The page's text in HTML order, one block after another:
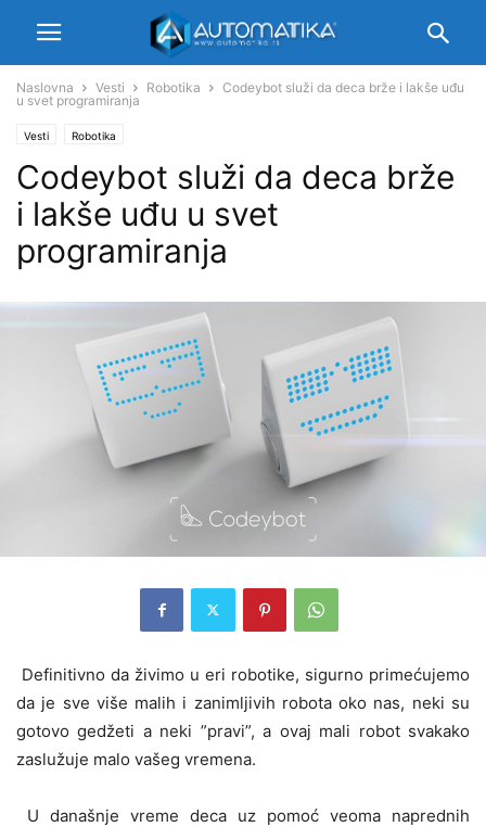
Naslovna Vesti Robotika
Codeybot služi da deca brže i lakše uđu
u svet programiranja
Vesti Robotika
Codeybot služi da deca brže
i lakše uđu u svet
programiranja
Definitivno da živimo u eri robotike, sigurno primećujemo
da je sve više malih i zanimljivih robota oko nas, neki su
gotovo gedžeti a neki ”pravi”, a ovaj mali robot svakako
zaslužuje malo vašeg vremena.
U današnje vreme deca uz pomoć veoma naprednih